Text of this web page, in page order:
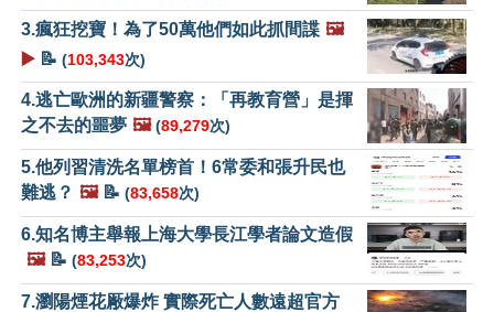
3.瘋狂挖寶！為了50萬他們如此抓間諜 🖼️
▶️ 📝 (103,343次)
4.逃亡歐洲的新疆警察：「再教育營」是揮
之不去的噩夢 🖼️ (89,279次)
5.他列習清洗名單榜首！6常委和張升民也
難逃？ 🖼️📝 (83,658次)
6.知名博主舉報上海大學長江學者論文造假
🖼️📝 (83,253次)
7.瀏陽煙花厰爆炸 實際死亡人數遠超官方